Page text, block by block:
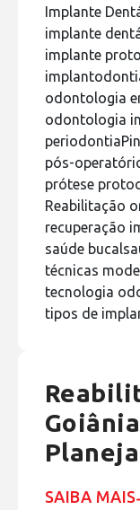
Implante
implante
implante
odontologia
odontologia
periodontia
pós-
prótese
Reabilitação
recuperação
saúde bucal
técnicas
tecnologia
tipos de
SAIBA MAIS